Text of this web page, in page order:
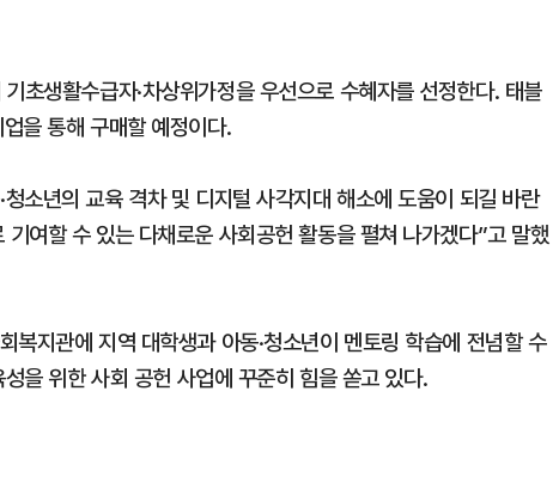
초생활수급자·차상위가정을 우선으로 수혜자를 선정한다. 태블
을 통해 구매할 예정이다.
소년의 교육 격차 및 디지털 사각지대 해소에 도움이 되길 바란
여할 수 있는 다채로운 사회공헌 활동을 펼쳐 나가겠다”고 말했
지관에 지역 대학생과 아동·청소년이 멘토링 학습에 전념할 수
을 위한 사회 공헌 사업에 꾸준히 힘을 쏟고 있다.